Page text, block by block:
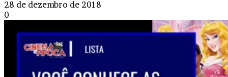
28 de dezembro de 2018
0